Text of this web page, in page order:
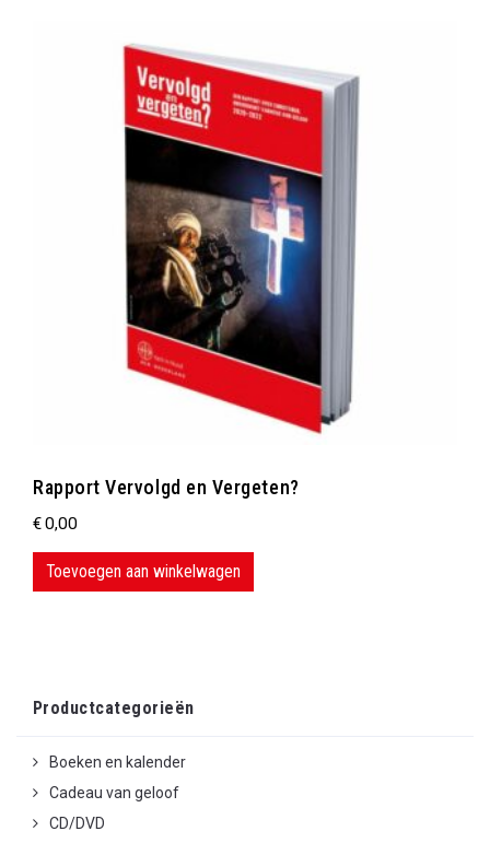
Rapport Vervolgd en Vergeten?
€0,00
Toevoegen aan winkelwagen
Productcategorieën
Boeken en kalender
Cadeau van geloof
CD/DVD